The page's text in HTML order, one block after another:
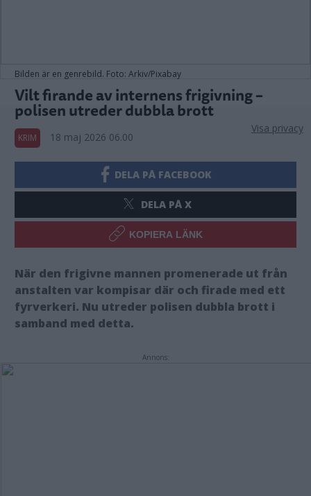
Bilden är en genrebild. Foto: Arkiv/Pixabay
Vilt firande av internens frigivning –
polisen utreder dubbla brott
KRIM 18 maj 2026 06.00
DELA PÅ FACEBOOK
DELA PÅ X
KOPIERA LÄNK
När den frigivne mannen promenerade ut från
anstalten var kompisar där och firade med ett
fyrverkeri. Nu utreder polisen dubbla brott i
samband med detta.
Annons:
Visa privacy